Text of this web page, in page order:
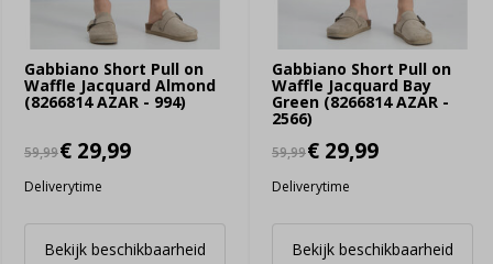
Gabbiano Short Pull on
Waffle Jacquard Almond
(8266814 AZAR - 994)
59,99€ 29,99
Deliverytime
Bekijk beschikbaarheid
Gabbiano Short Pull on
Waffle Jacquard Bay
Green (8266814 AZAR -
2566)
59,99€ 29,99
Deliverytime
Bekijk beschikbaarheid